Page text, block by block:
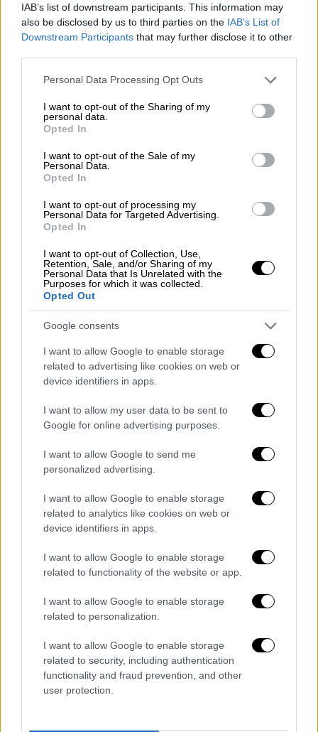
IAB’s list of downstream participants. This information may
also be disclosed by us to third parties on the IAB’s List of
Downstream Participants that may further disclose it to other
Please note that this website/app uses one or more Google
not limited to your visit or usage behaviour. You may click to
grant or deny consent to Google and its third-party tags to
use your data for below specified purposes in below Google
consent section.
Personal Data Processing Opt Outs
I want to opt-out of the Sharing of my
personal data.
Opted In
I want to opt-out of the Sale of my
Personal Data.
Opted In
I want to opt-out of processing my
Personal Data for Targeted Advertising.
Opted In
I want to opt-out of Collection, Use,
Retention, Sale, and/or Sharing of my
Personal Data that Is Unrelated with the
Purposes for which it was collected.
Opted Out
Google consents
I want to allow Google to enable storage
related to advertising like cookies on web or
device identifiers in apps.
I want to allow my user data to be sent to
Google for online advertising purposes.
I want to allow Google to send me
personalized advertising.
I want to allow Google to enable storage
related to analytics like cookies on web or
device identifiers in apps.
I want to allow Google to enable storage
related to functionality of the website or app.
I want to allow Google to enable storage
related to personalization.
I want to allow Google to enable storage
related to security, including authentication
functionality and fraud prevention, and other
user protection.
Ο Ρομπέρτο Κάρλος Φιγκερόα Μπούστος
ήταν παραγωγός της διαδικτυακής εκπομπής
«Aca en El Show» που είχε 10.000
ακολούθους στο Facebook και σχολίαζε την
πολιτική επικαιρότητα. Βρέθηκε νεκρός την
Παρασκευή μέσα στο αυτοκίνητό του, στην
περιοχή Κοαχομούλκο.
Η οικογένεια του πλήρωσε λύτρα
παρόλα αυτά τον δολοφόνησαν
Ο διεθνής οργανισμός για την προάσπιση της
ελευθερίας της έκφρασης «Article 19» εξηγεί
σε ανάρτησή του στην πλατφόρμα Χ (πρώην
Twitter) ότι ο δημοσιογράφοςέπεσε θύμα
απαγωγής και οι συγγενείς του έλαβαν
αίτημα για καταβολή λύτρων.
λύτρα) πληρώθηκαν, βρέθηκε
Οι Δημοσιογράφοι Χωρίς Σύνορα (Reporters
sans frontieres / RSF) γνωστοποίησαν στο
Γαλλικό Πρακτορείο Ειδήσεων (AFP) ότι
αναζητούν περισσότερες λεπτομέρειες
Παρασκευή, οι RSF κάλεσαν τους τρεις
υποψηφίους στις προεδρικές εκλογές της
2ας Ιουνίου στο Μεξικό, μιας από τις πιο
επικίνδυνες χώρες για τον Τύπο, να
δεσμευτούν ότι σε περίπτωση που εκλεγούν
θα μεριμνήσουν για την προστασία των
δημοσιογράφων.
Σύμφωνα με τους RSF, τουλάχιστον
37
δημοσιογράφοιέχουν δολοφονηθεί στο
Μεξικό
στη διάρκεια των πεντέμισι ετών
της θητείας του προέδρου Αντρές Μανουέλ
Λόπες Ομπραδόρ, η οποία θα ολοκληρωθεί
την 1η Οκτωβρίου.